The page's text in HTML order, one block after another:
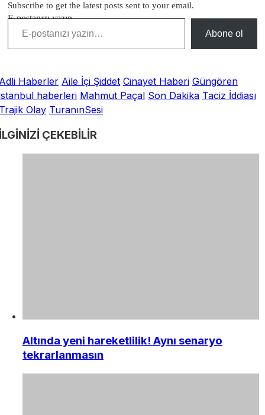
Subscribe to get the latest posts sent to your email.
E-postanızı yazın…
Abone ol
Haberler Aile İçi Şiddet Cinayet Haberi Güngören
haberleri Mahmut Paçal Son Dakika Taciz İddiası
Olay TuranınSesi
ÇEKEBİLİR
Altında yeni hareketlilik! Aynı senaryo
tekrarlanmasın